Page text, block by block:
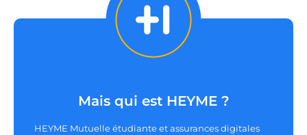
Mais qui est HEYME ?
HEYME Mutuelle étudiante et assurances digitales
XSRF-TOKEN
__lc_cst
On Direct Business
Services Limited